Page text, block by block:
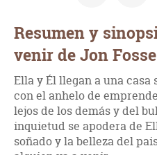
Resumen y
venir de Jon Fosse
Ella y Él llegan a una casa
con el anhelo de
lejos de los demás y del
inquietud se apodera de
soñado y la belleza del